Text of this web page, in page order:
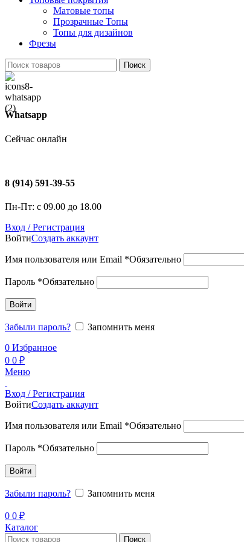
Матовые топы
Прозрачные Топы
Топы для дизайнов
Фрезы
Поиск
Whatsapp
Сейчас онлайн
8 (914) 591-39-55
Пн-Пт: с 09.00 до 18.00
Вход / Регистрация
ВойтиСоздать аккаунт
Имя пользователя или Email *Обязательно
Пароль *Обязательно
Войти
Забыли пароль?
Запомнить меня
0 Избранное
0 0 ₽
Меню
Вход / Регистрация
ВойтиСоздать аккаунт
Имя пользователя или Email *Обязательно
Пароль *Обязательно
Войти
Забыли пароль? Запомнить меня
0 0 ₽
Каталог
Поиск